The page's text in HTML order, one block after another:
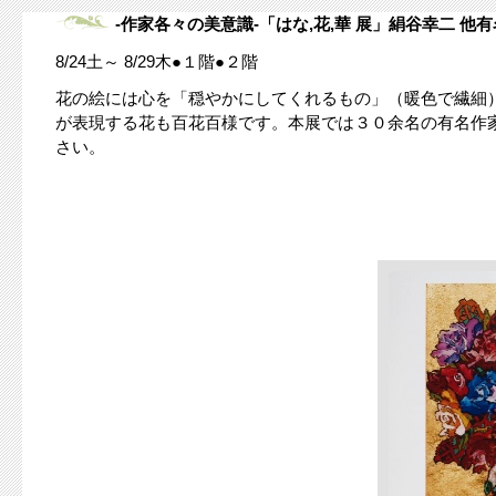
-作家各々の美意識-「はな,花,華 展」絹谷幸二 他
8/24土～ 8/29木●１階●２階
花の絵には心を「穏やかにしてくれるもの」（暖色で繊
が表現する花も百花百様です。本展では３０余名の有名
さい。 ギャラリ